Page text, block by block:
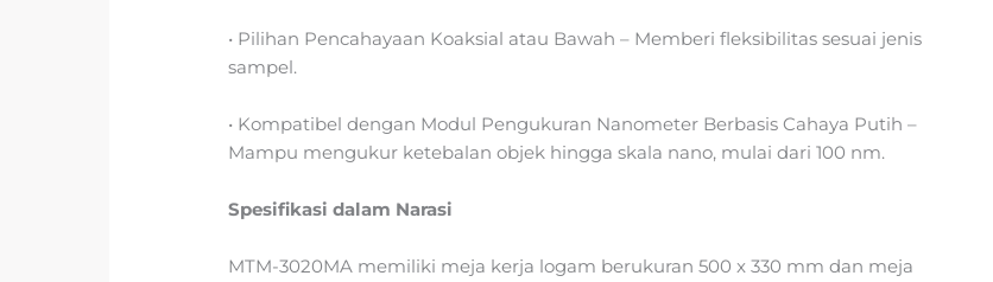
• Pilihan Pencahayaan Koaksial atau Bawah – Memberi fleksibilitas sesuai jenis
sampel.
• Kompatibel dengan Modul Pengukuran Nanometer Berbasis Cahaya Putih –
Mampu mengukur ketebalan objek hingga skala nano, mulai dari 100 nm.
Spesifikasi dalam Narasi
MTM-3020MA memiliki meja kerja logam berukuran 500 x 330 mm dan meja